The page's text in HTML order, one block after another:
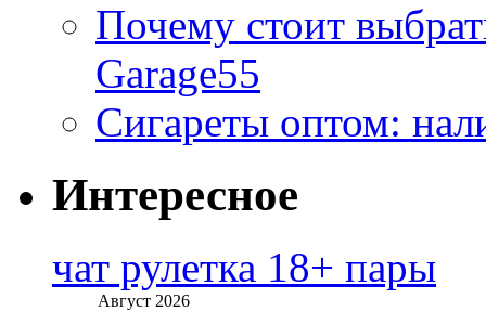
Почему стоит
Garage55
Сигареты оптом:
Интересное
чат рулетка 18+ пары
Август 2026